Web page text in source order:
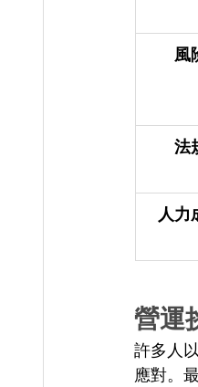
風
法
人力
營運
許多人
應對。